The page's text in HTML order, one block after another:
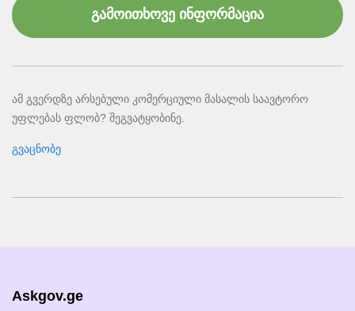
გამოითხოვე ინფორმაცია
ამ გვერდზე არსებული კომერციული მასალის საავტორო
უფლებას ფლობ? შეგვატყობინე.
გვაცნობე
Askgov.ge